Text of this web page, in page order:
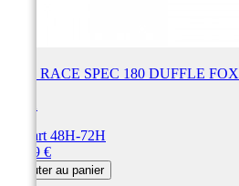
SAC RACE SPEC 180 DUFFLE FOX
Départ 48H-72H
99,99 €
Ajouter au panier